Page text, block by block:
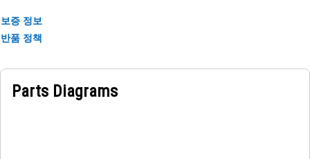
보증 정보
반품 정책
Parts Diagrams